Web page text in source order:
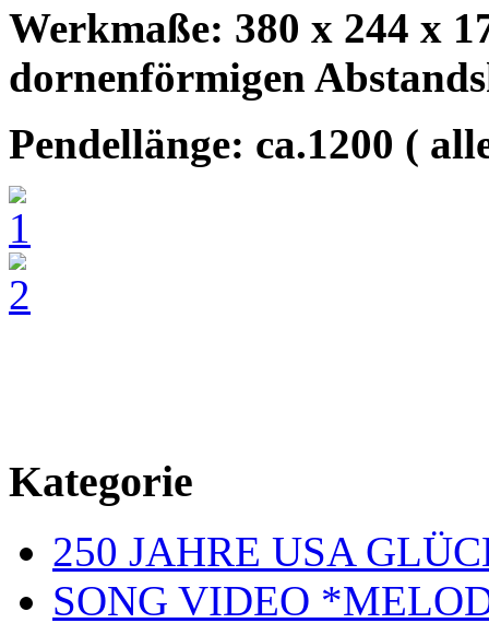
Werkmaße: 380 x 244 x
dornenförmigen
Pendellänge: ca.1200 (
Kategorie
250 JAHRE USA
SONG VIDEO